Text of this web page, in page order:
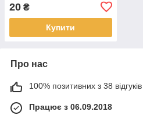
20 ₴
Купити
Про нас
100% позитивних з 38 відгуків
Працює з 06.09.2018